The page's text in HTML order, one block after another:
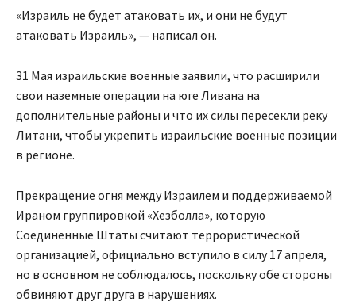
«Израиль не будет атаковать их, и они не будут
атаковать Израиль», — написал он.
31 Мая израильские военные заявили, что расширили
свои наземные операции на юге Ливана на
дополнительные районы и что их силы пересекли реку
Литани, чтобы укрепить израильские военные позиции
в регионе.
Прекращение огня между Израилем и поддерживаемой
Ираном группировкой «Хезболла», которую
Соединенные Штаты считают террористической
организацией, официально вступило в силу 17 апреля,
но в основном не соблюдалось, поскольку обе стороны
обвиняют друг друга в нарушениях.